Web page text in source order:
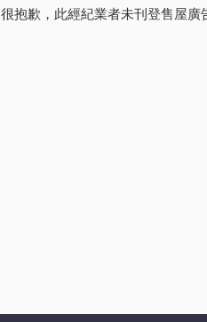
很抱歉，此經紀業者未刊登售屋廣